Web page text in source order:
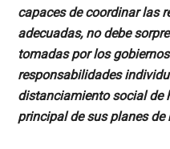
capaces de coordinar las
adecuadas, no debe
tomadas por los
responsabilidades
distanciamiento social de
principal de sus planes de